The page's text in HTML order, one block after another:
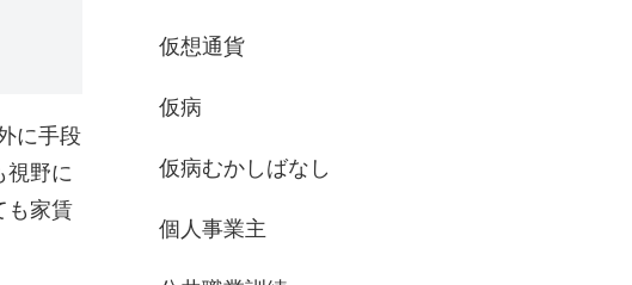
に手段
視野に
も家賃
仮想通貨
仮病
仮病むかしばなし
個人事業主